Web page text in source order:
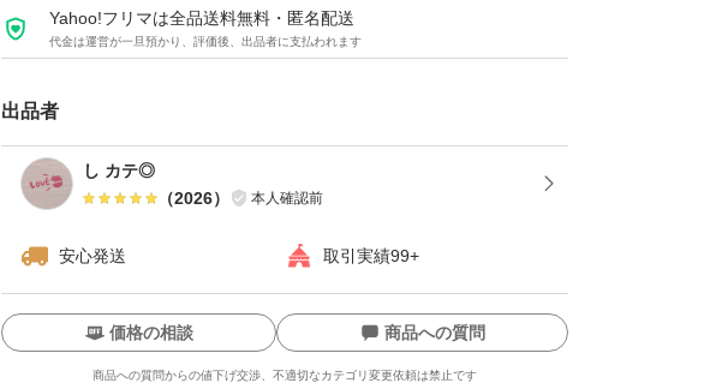
Yahoo!フリマは全品送料無料・匿名配送
代金は運営が一旦預かり、評価後、出品者に支払われます
出品者
し カテ◎
（2026） 本人確認前
安心発送 取引実績99+
価格の相談 商品への質問
商品への質問からの値下げ交渉、不適切なカテゴリ変更依頼は禁止です